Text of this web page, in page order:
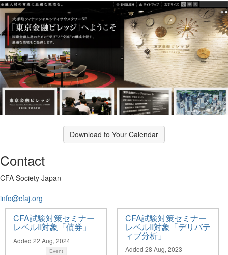
Download to Your Calendar
Contact
CFA Society Japan
info@cfaj.org
CFA試験対策セミナー
レベルII対象「債券」
Added 22 Aug, 2024
Event
CFA試験対策セミナー
レベルII対象「デリバテ
ィブ分析」
Added 28 Aug, 2023